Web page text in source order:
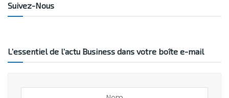
Suivez-Nous
L’essentiel de l’actu Business dans votre boîte e-mail